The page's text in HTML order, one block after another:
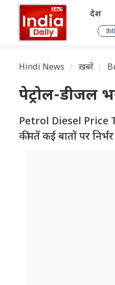
देश
Hindi News ख़बरें
पेट्रोल-डीजल
Petrol Diesel Price
कीमतें कई बातों पर